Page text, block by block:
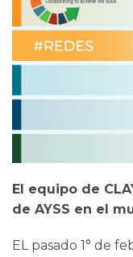
El equipo de
de AYSS en el
EL pasado 1° de